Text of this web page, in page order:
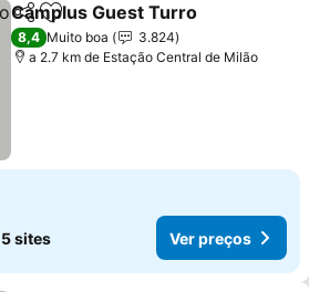
PartilharAdicionar aos favoritos
Camplus Guest Turro
8,4 Muito boa
3.824
a 2.7 km de Estação Central de Milão
5 sites Ver preços